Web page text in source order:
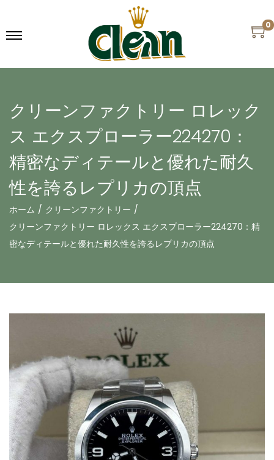
0
クリーンファクトリー ロレック
ス エクスプローラー224270：
精密なディテールと優れた耐久
性を誇るレプリカの頂点
ホーム / クリーンファクトリー /
クリーンファクトリー ロレックス エクスプローラー224270：精
密なディテールと優れた耐久性を誇るレプリカの頂点